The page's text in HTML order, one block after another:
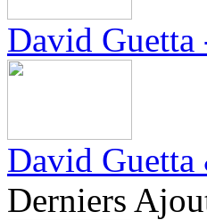
David
David
Derniers